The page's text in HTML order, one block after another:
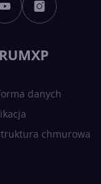
Sztuczna
polsku.
danych
chmurowa